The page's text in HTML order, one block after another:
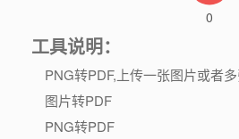
0
工具说明：
PNG转PDF,上传一张图片或者
图片转PDF
PNG转PDF